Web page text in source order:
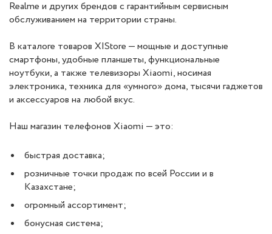
Realme и других брендов с гарантийным сервисным
обслуживанием на территории страны.
В каталоге товаров X|Store — мощные и доступные
смартфоны, удобные планшеты, функциональные
ноутбуки, а также телевизоры Xiaomi, носимая
электроника, техника для «умного» дома, тысячи гаджетов
и аксессуаров на любой вкус.
Наш магазин телефонов Xiaomi — это:
быстрая доставка;
розничные точки продаж по всей России и в
Казахстане;
огромный ассортимент;
бонусная система;